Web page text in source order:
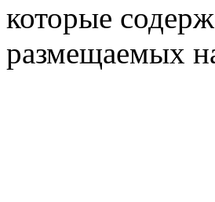
которые
размещаемых